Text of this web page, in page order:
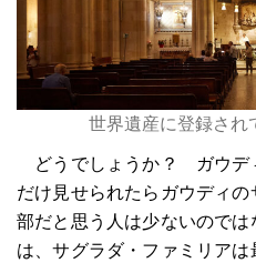
世界遺産に登録され
どうでしょうか？ ガウデ
だけ見せられたらガウディ
部だと思う人は少ないので
は、サグラダ・ファミリア